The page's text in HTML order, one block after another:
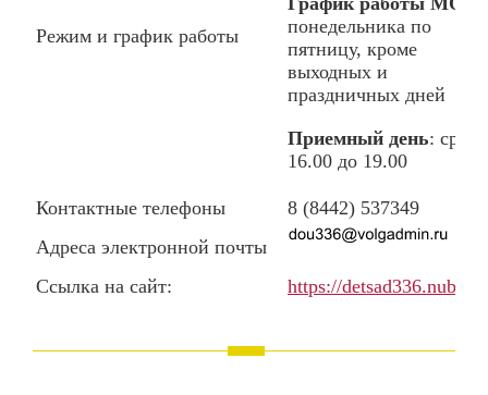
Режим и график работы
понедельника по
пятницу, кроме
выходных и
праздничных дней
Приемный день:
16.00 до 19.00
Контактные телефоны
8 (8442) 537349
Адреса электронной почты
Ссылка на сайт:
https://